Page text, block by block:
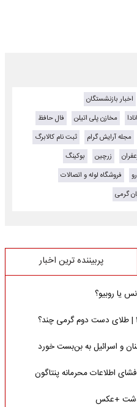
اخبار بازنشستگان
مخازن پلی اتیلن
فال حافظ
مجله آرایش گرام
ثبت نام کالابرگ
زرچین
بوکینگ
فروشگاه لوله و اتصالات
گرمی
پربیننده ترین اخبار
و اسرائیل به بن‌بست خورد
اطلاعات محرمانه پنتاگون
+عکس